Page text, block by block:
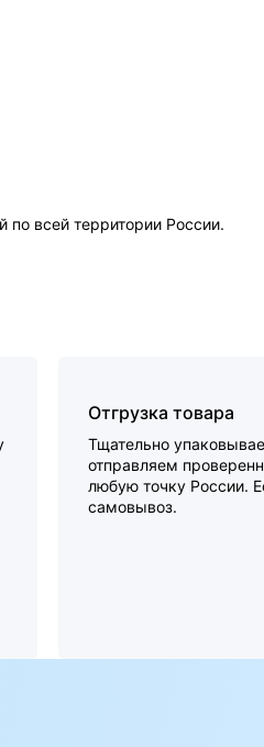
по всей территории России.
Отгрузка товара
Тщательно
отправляем
любую точку России.
самовывоз.